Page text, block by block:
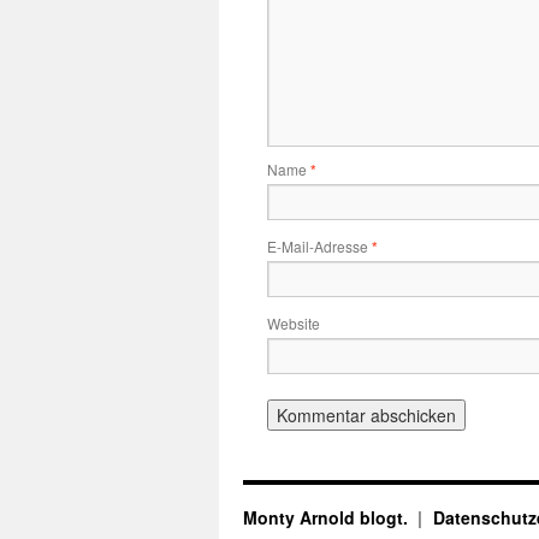
Name *
E-Mail-Adresse *
Website
Monty Arnold blogt.